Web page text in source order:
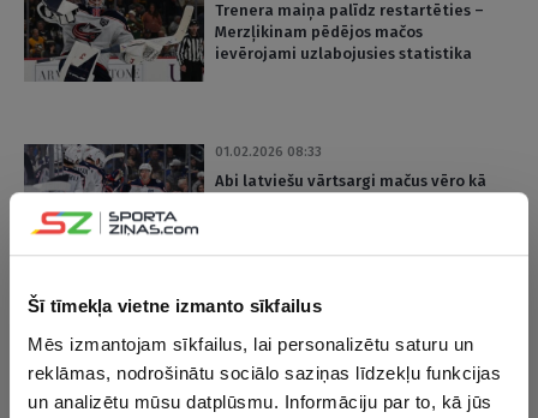
Šī tīmekļa vietne izmanto sīkfailus
Mēs izmantojam sīkfailus, lai personalizētu saturu un
reklāmas, nodrošinātu sociālo saziņas līdzekļu funkcijas
un analizētu mūsu datplūsmu. Informāciju par to, kā jūs
Trenera maiņa palīdz restartēties –
Merzļikinam pēdējos mačos
ievērojami uzlabojusies statistika
VIDEO
01.02.2026 08:33
Abi latviešu vārtsargi mačus vēro kā
esi nosēdējis astoņus mačus, un tad
tev jāspēlē pret līgas labāko